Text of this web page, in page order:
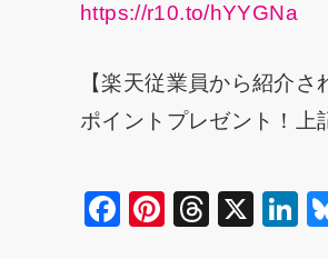
https://r10.to/hYYGNa
【楽天従業員から紹介
ポイントプレゼント！上
F
Pi
T
X
Li